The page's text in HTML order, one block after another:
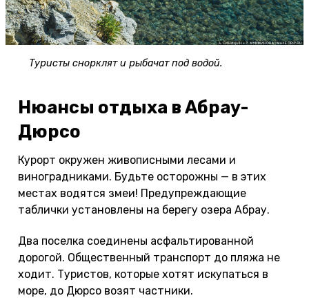
Туристы снорклят и рыбачат под водой.
Нюансы отдыха в Абрау-
Дюрсо
Курорт окружен живописными лесами и
виноградниками. Будьте осторожны — в этих
местах водятся змеи! Предупреждающие
таблички установлены на берегу озера Абрау.
Два поселка соединены асфальтированной
дорогой. Общественный транспорт до пляжа не
ходит. Туристов, которые хотят искупаться в
море, до Дюрсо возят частники.